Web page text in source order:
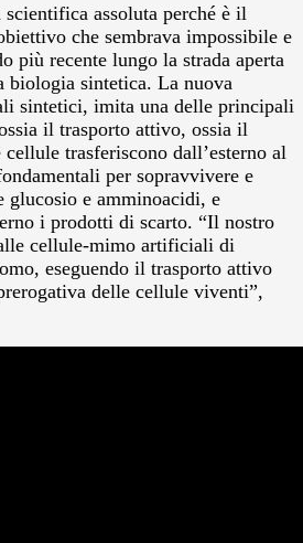
assoluta perché è il
che sembrava impossibile e
più recente lungo la strada aperta
biologia sintetica. La nuova
sintetici, imita una delle principali
il trasporto attivo, ossia il
trasferiscono dall’esterno al
per sopravvivere e
glucosio e amminoacidi, e
i prodotti di scarto. “Il nostro
cellule-mimo artificiali di
eseguendo il trasporto attivo
delle cellule viventi”,